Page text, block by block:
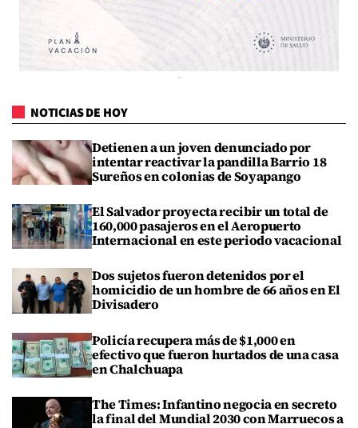
NOTICIAS DE HOY
Detienen a un joven denunciado por
intentar reactivar la pandilla Barrio 18
Sureños en colonias de Soyapango
El Salvador proyecta recibir un total de
160,000 pasajeros en el Aeropuerto
Internacional en este periodo vacacional
Dos sujetos fueron detenidos por el
homicidio de un hombre de 66 años en El
Divisadero
Policía recupera más de $1,000 en
efectivo que fueron hurtados de una casa
en Chalchuapa
The Times: Infantino negocia en secreto
la final del Mundial 2030 con Marruecos a